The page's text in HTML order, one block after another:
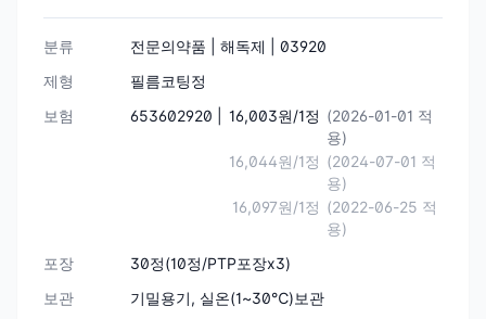
분류
전문의약품 | 해독제 | 03920
제형
필름코팅정
보험
653602920 | 16,003원/1정 (2026-01-01 적
용)
16,044원/1정 (2024-07-01 적
용)
16,097원/1정 (2022-06-25 적
용)
포장
30정(10정/PTP포장x3)
보관
기밀용기, 실온(1~30℃)보관